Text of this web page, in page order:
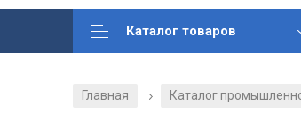
Каталог товаров
Главная / Каталог